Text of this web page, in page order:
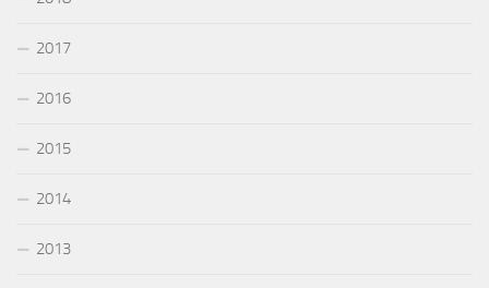
2017
2016
2015
2014
2013